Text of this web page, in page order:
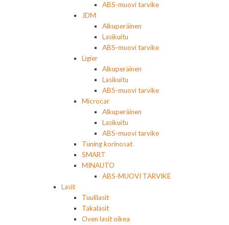
ABS-muovi tarvike
JDM
Alkuperäinen
Lasikuitu
ABS-muovi tarvike
Ligier
Alkuperäinen
Lasikuitu
ABS-muovi tarvike
Microcar
Alkuperäinen
Lasikuitu
ABS-muovi tarvike
Tuning korinosat
SMART
MINAUTO
ABS-MUOVI TARVIKE
Lasit
Tuulilasit
Takalasit
Oven lasit oikea